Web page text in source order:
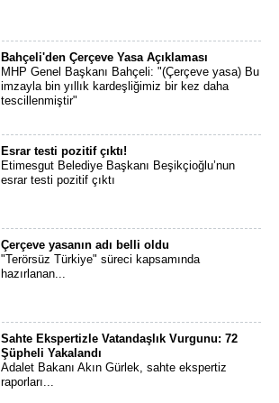
Bahçeli'den Çerçeve Yasa Açıklaması
MHP Genel Başkanı Bahçeli: "(Çerçeve yasa) Bu
imzayla bin yıllık kardeşliğimiz bir kez daha
tescillenmiştir"
Esrar testi pozitif çıktı!
Etimesgut Belediye Başkanı Beşikçioğlu’nun
esrar testi pozitif çıktı
Çerçeve yasanın adı belli oldu
"Terörsüz Türkiye" süreci kapsamında
hazırlanan...
Sahte Ekspertizle Vatandaşlık Vurgunu: 72
Şüpheli Yakalandı
Adalet Bakanı Akın Gürlek, sahte ekspertiz
raporları...